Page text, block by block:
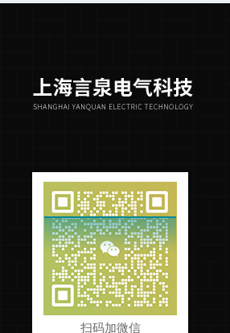
扫码加微信